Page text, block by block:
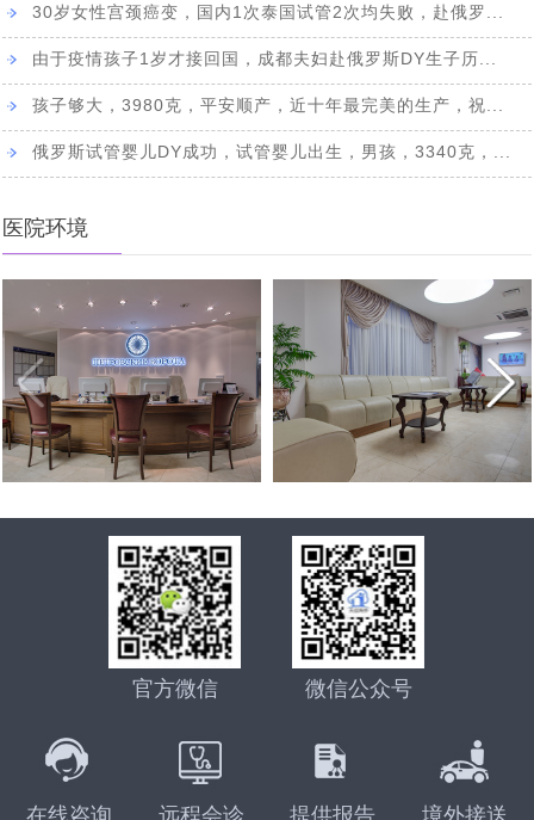
做俄罗斯DY代怀孕妈有什么约束与处罚吗_律师解读
[2022-08-17]
国家杜马一读是否禁止有关向外国公民和无国籍人士在俄
罗斯提供代孕服务的法案——结论再议 [2022-08-12]
俄罗斯DY费用这么高，代妈又能得到多呢，三个俄罗斯
DY妈妈代怀孕的故事（三） [2022-08-11]
三个俄罗斯DY妈妈代怀孕的故事，俄罗斯女人为什么要给
别人生孩子（二） [2022-08-10]
不是自己的孩子，俄罗斯女人为什么要给别人生孩子 （三
个代怀孕DY妈妈的故事）
7月25日，今天是世界试管儿童日：试管婴儿与自然受孕
孩子没有什么区别 [2022-07-25]
战火下的乌克兰代怀孕妈妈，不是在医院防空洞里，就是
[2022-04-27]
3岁患视网膜母细胞瘤女童离世事件引关注，俄罗斯第三
代试管技术为生育计划保驾护航 [2022-01-17]
不通过：杜马提案新进展，有关禁止外籍人员在俄代怀怀
孕法案未被杜马接受 [2021-12-31]
唐氏综合征的终结者——俄罗斯第三代试管婴儿技术，生
个健康宝宝有保障 [2021-12-22]
印度70岁老人通过试管婴儿生下一儿子，成为世界上最高
龄的新手妈妈之一 [2021-10-25]
语言不通，自助泰国试管婴儿求子历程心得：这5个方面
自助就医做不到。 [2021-10-11]
70后、80后助孕之路，赴俄罗斯试管婴儿助孕不是唯一途
[2021-09-22]
首例“遗留冻胚”吃官司，4老人夺回遗留胚胎“产子”，可选
择俄罗斯合法第三方助孕 [2021-09-14]
差异分析：中、泰、美、香港、俄罗斯试管婴儿有什么不
[2021-09-06]
赴俄28天费用16万，俄罗斯试管婴儿让单身人士老有所依
[2021-08-27]
真实案例实操：教你如何给俄罗斯试管婴儿代怀孕出生的
[2021-07-29]
俄罗斯是如何看待女性生三胎的，与中国三胎福利有什么
儿宝宝回家了 [2021-07-14]
译文：莫斯科，值得信赖的俄罗斯试管婴儿医院排名有哪
单身求子做俄罗斯试管婴儿最佳方式是什么：自费还是免
30岁女性宫颈癌变，国内1次泰国试管2次均失败，赴俄罗...
由于疫情孩子1岁才接回国，成都夫妇赴俄罗斯DY生子历...
孩子够大，3980克，平安顺产，近十年最完美的生产，祝...
俄罗斯试管婴儿DY成功，试管婴儿出生，男孩，3340克，...
医院环境
官方微信 微信公众号
在线咨询 远程会诊 提供报告 境外接送